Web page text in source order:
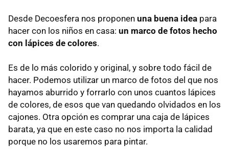
Desde Decoesfera nos proponen una buena idea para
hacer con los niños en casa: un marco de fotos hecho
con lápices de colores.
Es de lo más colorido y original, y sobre todo fácil de
hacer. Podemos utilizar un marco de fotos del que nos
hayamos aburrido y forrarlo con unos cuantos lápices
de colores, de esos que van quedando olvidados en los
cajones. Otra opción es comprar una caja de lápices
barata, ya que en este caso no nos importa la calidad
porque no los usaremos para pintar.